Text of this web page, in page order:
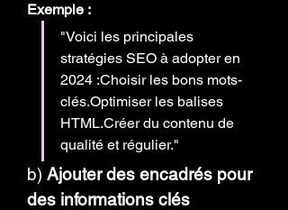
Exemple :
"Voici les principales
stratégies SEO à adopter en
2024 :Choisir les bons mots-
clés.Optimiser les balises
HTML.Créer du contenu de
qualité et régulier."
b) Ajouter des encadrés pour
des informations clés